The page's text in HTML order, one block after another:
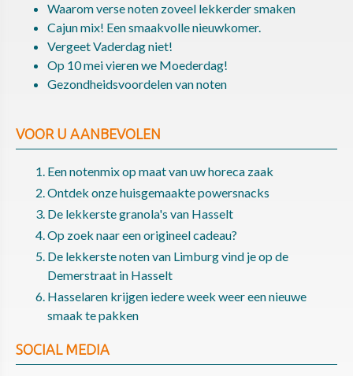
Waarom verse noten zoveel lekkerder smaken
Cajun mix! Een smaakvolle nieuwkomer.
Vergeet Vaderdag niet!
Op 10 mei vieren we Moederdag!
Gezondheidsvoordelen van noten
VOOR U AANBEVOLEN
Een notenmix op maat van uw horeca zaak
Ontdek onze huisgemaakte powersnacks
De lekkerste granola's van Hasselt
Op zoek naar een origineel cadeau?
De lekkerste noten van Limburg vind je op de
Demerstraat in Hasselt
Hasselaren krijgen iedere week weer een nieuwe
smaak te pakken
SOCIAL MEDIA